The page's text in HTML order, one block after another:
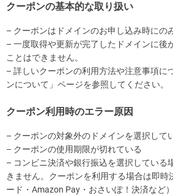
クーポンの基本的な取り扱い
– クーポンはドメインのお申し込み時にの
– 一度取得や更新が完了したドメインに後
ことはできません。
– 詳しいクーポンの利用方法や注意事項に
ンについて」ページを参照してください。
クーポン利用時のエラー原因
– クーポンの対象外のドメインを選択して
– クーポンの使用期限が切れている
– コンビニ決済や銀行振込を選択している
きません。クーポンを利用する場合は即時
ード・Amazon Pay・おさいぽ！決済など